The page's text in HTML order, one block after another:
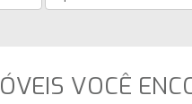
VOCÊ